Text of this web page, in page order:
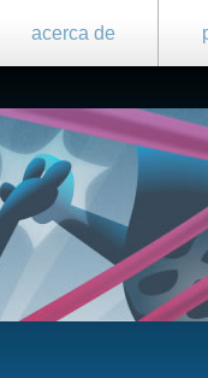
acerca de